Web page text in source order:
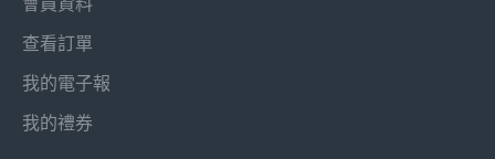
查看訂單
我的電子報
我的禮券